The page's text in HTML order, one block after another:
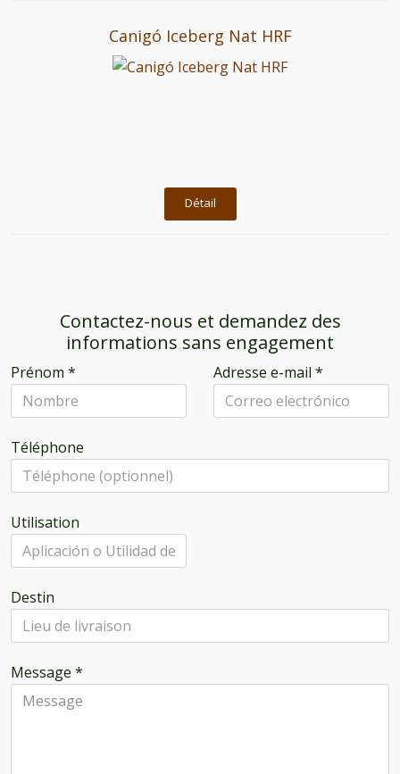
Canigó Iceberg Nat HRF
Détail
Contactez-nous et demandez des
informations sans engagement
Prénom * Adresse e-mail *
Téléphone
Utilisation
Destin
Message *